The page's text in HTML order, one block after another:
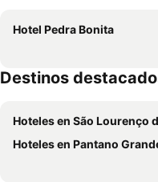
Hotel Pedra Bonita
Destinos
Hoteles en São Lourenço do
Hoteles en Pantano